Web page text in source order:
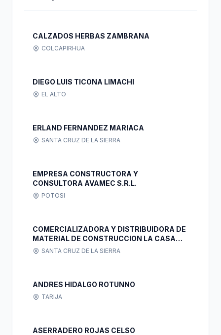
CALZADOS HERBAS ZAMBRANA
COLCAPIRHUA
DIEGO LUIS TICONA LIMACHI
EL ALTO
ERLAND FERNANDEZ MARIACA
SANTA CRUZ DE LA SIERRA
EMPRESA CONSTRUCTORA Y
CONSULTORA AVAMEC S.R.L.
POTOSI
COMERCIALIZADORA Y DISTRIBUIDORA DE
MATERIAL DE CONSTRUCCION LA CASA
DEL ALBAÑIL S.R.L.
SANTA CRUZ DE LA SIERRA
ANDRES HIDALGO ROTUNNO
TARIJA
ASERRADERO ROJAS CELSO